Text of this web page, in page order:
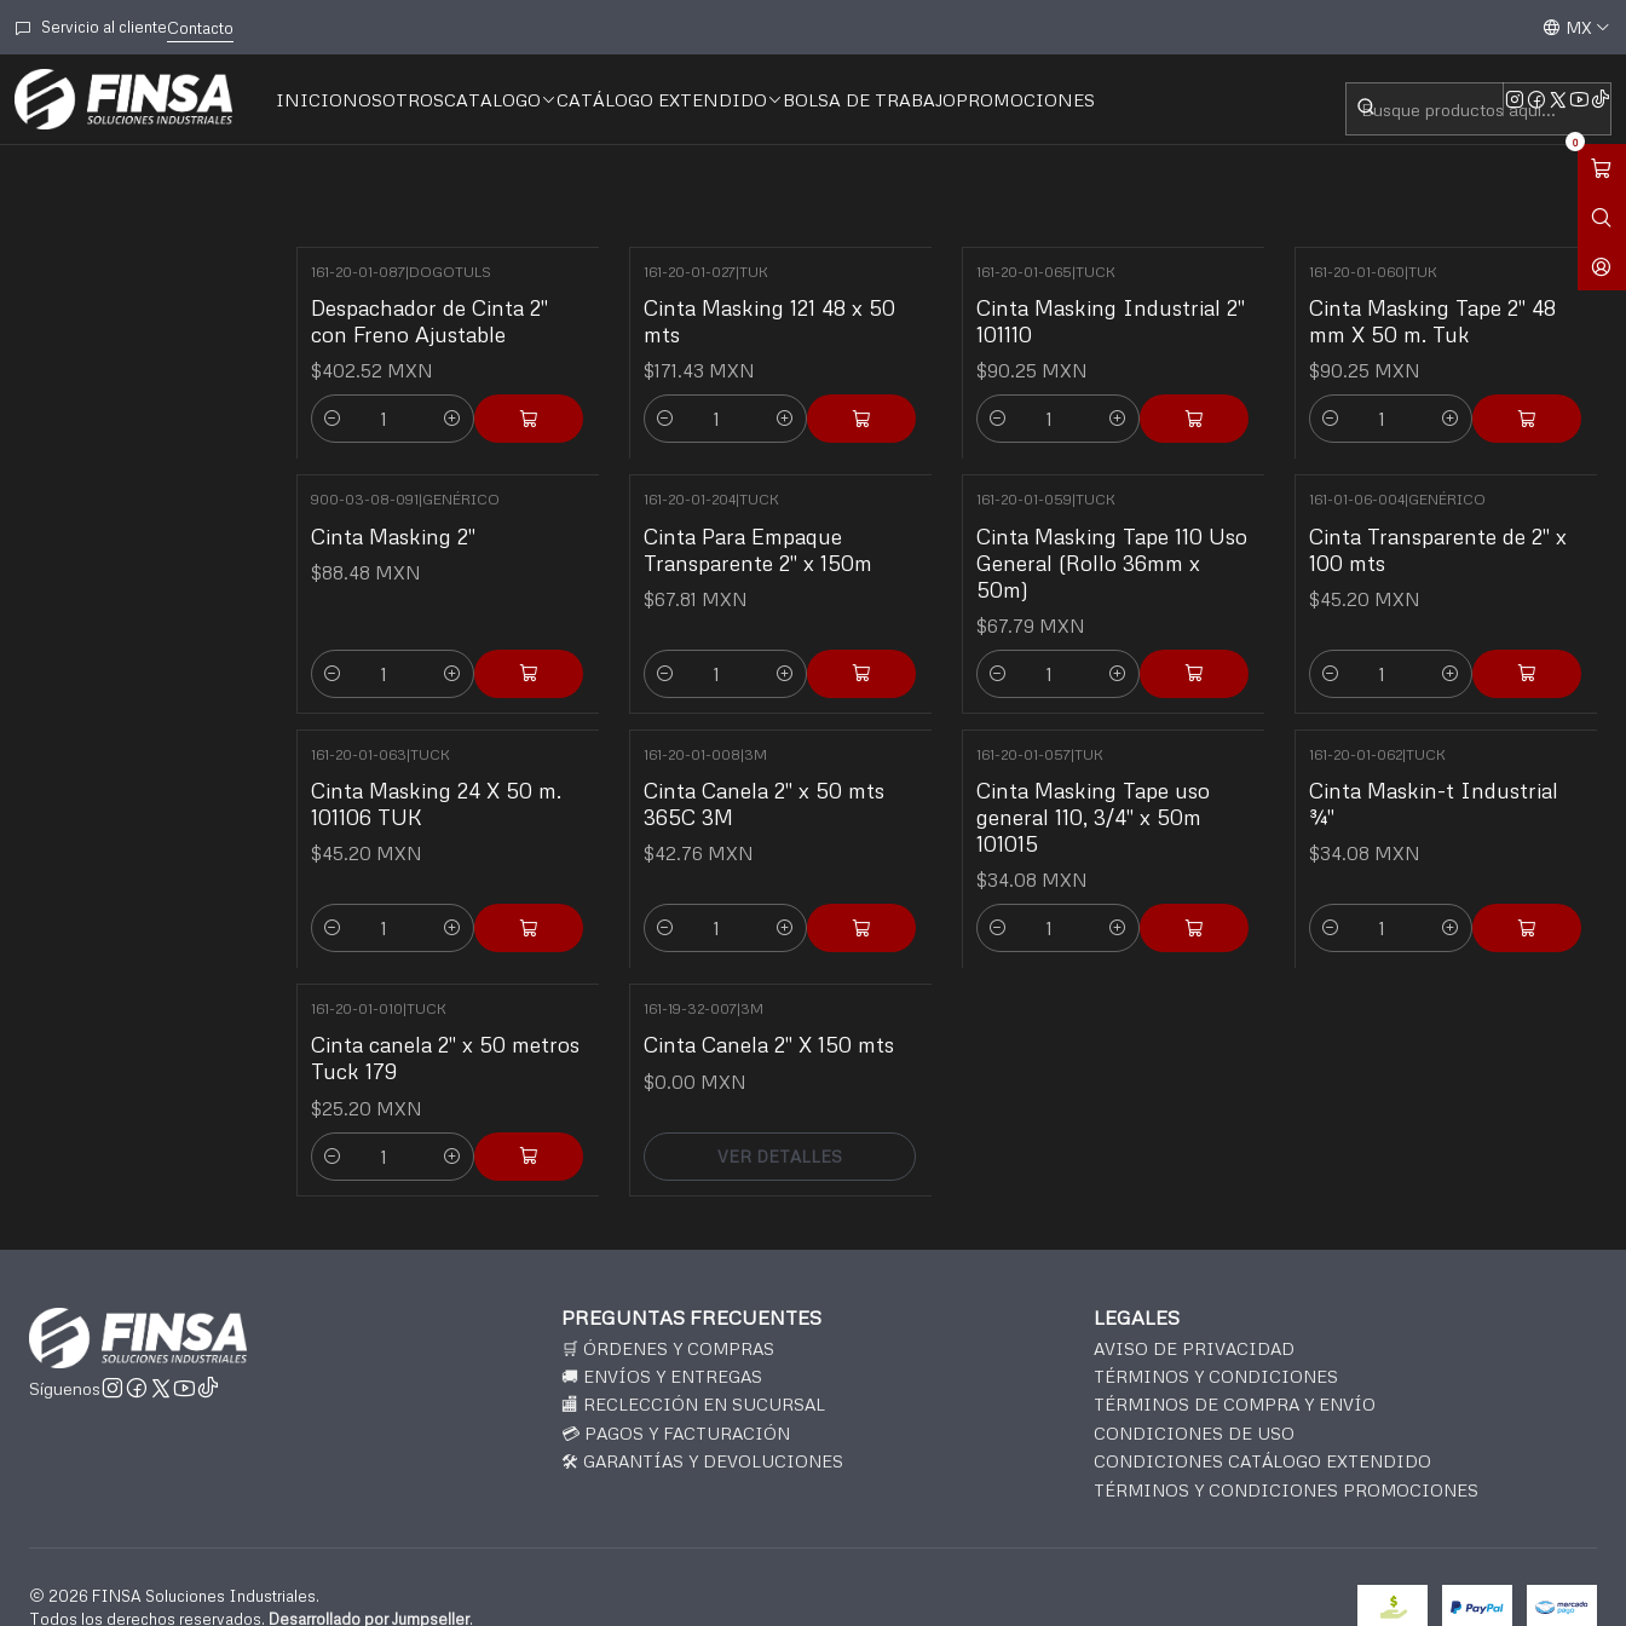
INICIONOSOTROSCATALOGO CATÁLOGO EXTENDIDO BOLSA DE TRABAJOPROMOCIONES
0
Servicio al clienteContacto Aceptamos todas las tarjetas de crédito / débito y
MX
Cintas Adhesivas
161-20-01-087|DOGOTULS
Despachador de Cinta 2"
con Freno Ajustable
$402.52 MXN
Cantidad
161-20-01-027|TUK
Cinta Masking 121 48 x 50
mts
$171.43 MXN
Cantidad
161-20-01-065|TUCK
Cinta Masking Industrial 2"
101110
$90.25 MXN
Cantidad
161-20-01-060|TUK
Cinta Masking Tape 2" 48
mm X 50 m. Tuk
$90.25 MXN
Cantidad
900-03-08-091|GENÉRICO
Cinta Masking 2"
$88.48 MXN
Cantidad
161-20-01-204|TUCK
Cinta Para Empaque
Transparente 2" x 150m
$67.81 MXN
Cantidad
161-20-01-059|TUCK
Cinta Masking Tape 110 Uso
General (Rollo 36mm x
50m)
$67.79 MXN
Cantidad
161-01-06-004|GENÉRICO
Cinta Transparente de 2" x
100 mts
$45.20 MXN
Cantidad
161-20-01-063|TUCK
Cinta Masking 24 X 50 m.
101106 TUK
$45.20 MXN
Cantidad
161-20-01-008|3M
Cinta Canela 2" x 50 mts
365C 3M
$42.76 MXN
Cantidad
161-20-01-057|TUK
Cinta Masking Tape uso
general 110, 3/4" x 50m
101015
$34.08 MXN
Cantidad
161-20-01-062|TUCK
Cinta Maskin-t Industrial
¾"
$34.08 MXN
Cantidad
161-20-01-010|TUCK
Cinta canela 2" x 50 metros
Tuck 179
$25.20 MXN
Cantidad
161-19-32-007|3M
Cinta Canela 2" X 150 mts
$0.00 MXN
VER DETALLES
Síguenos
PREGUNTAS FRECUENTES
🛒 ÓRDENES Y COMPRAS
🚚 ENVÍOS Y ENTREGAS
🏬 RECLECCIÓN EN SUCURSAL
💳 PAGOS Y FACTURACIÓN
🛠️ GARANTÍAS Y DEVOLUCIONES
LEGALES
AVISO DE PRIVACIDAD
TÉRMINOS Y CONDICIONES
TÉRMINOS DE COMPRA Y ENVÍO
CONDICIONES DE USO
CONDICIONES CATÁLOGO EXTENDIDO
TÉRMINOS Y CONDICIONES PROMOCIONES
2026 FINSA Soluciones Industriales.
Todos los derechos reservados. Desarrollado por Jumpseller.